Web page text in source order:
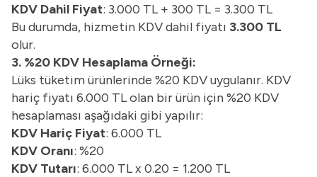
KDV Dahil Fiyat: 3.000 TL + 300 TL = 3.300 TL
Bu durumda, hizmetin KDV dahil fiyatı 3.300 TL
olur.
3. %20 KDV Hesaplama Örneği:
Lüks tüketim ürünlerinde %20 KDV uygulanır. KDV
hariç fiyatı 6.000 TL olan bir ürün için %20 KDV
hesaplaması aşağıdaki gibi yapılır:
KDV Hariç Fiyat: 6.000 TL
KDV Oranı: %20
KDV Tutarı: 6.000 TL x 0.20 = 1.200 TL